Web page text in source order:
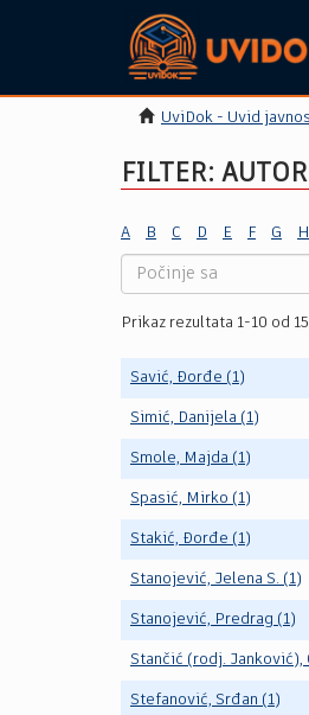
UviDok - Uvid
FILTER: AUTOR
A B C D E F G H
Prikaz rezultata 1-10 od
Savić, Đorđe (1)
Simić, Danijela (1)
Smole, Majda (1)
Spasić, Mirko (1)
Stakić, Đorđe (1)
Stanojević, Jelena S. (1)
Stanojević, Predrag (1)
Stančić (rodj. Janković),
Stefanović, Srđan (1)